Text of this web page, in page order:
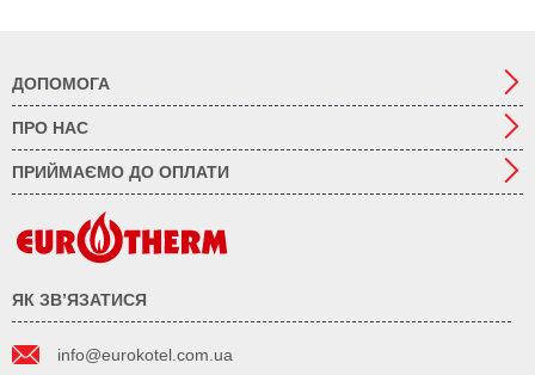
ДОПОМОГА
ПРО НАС
ПРИЙМАЄМО ДО ОПЛАТИ
ЯК ЗВ’ЯЗАТИСЯ
info@eurokotel.com.ua